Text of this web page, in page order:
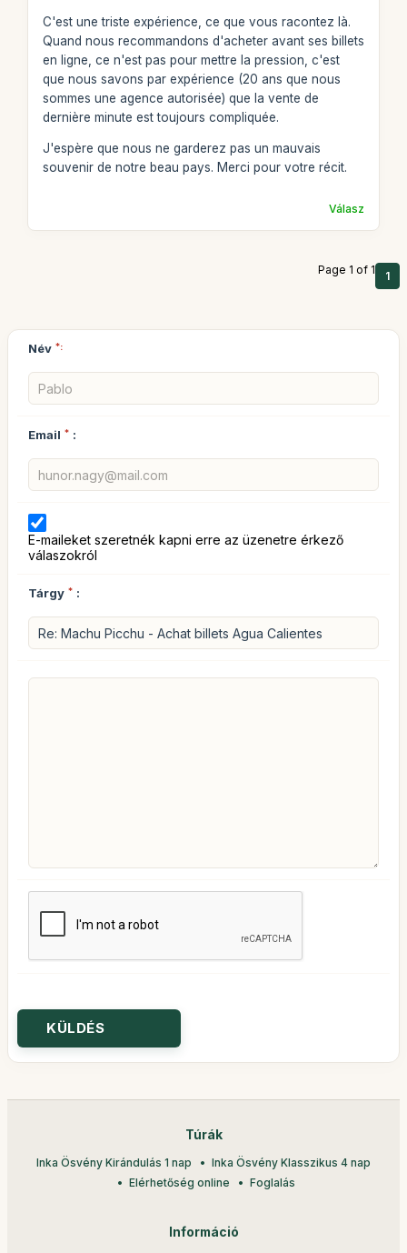
C'est une triste expérience, ce que vous racontez là.
Quand nous recommandons d'acheter avant ses billets
en ligne, ce n'est pas pour mettre la pression, c'est
que nous savons par expérience (20 ans que nous
sommes une agence autorisée) que la vente de
dernière minute est toujours compliquée.
J'espère que nous ne garderez pas un mauvais
souvenir de notre beau pays. Merci pour votre récit.
Válasz
Page 1 of 1 1
Név *:
Email * :
E-maileket szeretnék kapni erre az üzenetre érkező
válaszokról
Tárgy * :
Túrák
Inka Ösvény Kirándulás 1 nap
Inka Ösvény Klasszikus 4 nap
Elérhetőség online
Foglalás
Információ